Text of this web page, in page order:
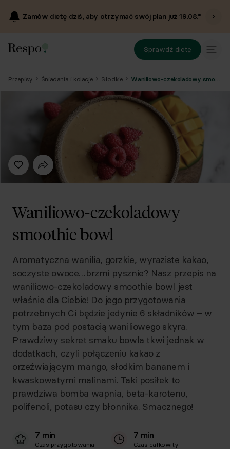
Zamów dietę dziś, aby otrzymać swój plan już19.08.*
Sprawdź dietę
Przepisy Śniadania i kolacje Słodkie
Waniliowo-czekoladowy
smoothie bowl
Aromatyczna wanilia, gorzkie, wyraziste kakao,
soczyste owoce…brzmi pysznie? Nasz przepis na
waniliowo-czekoladowy smoothie bowl jest
właśnie dla Ciebie! Do jego przygotowania
potrzebnych Ci będzie jedynie 6 składników – w
tym baza pod postacią waniliowego skyra.
Prawdziwy sekret smaku bowla tkwi jednak w
dodatkach, czyli połączeniu kakao z
orzeźwiającym mango, słodkim bananem i
kwaskowatymi malinami. Taki posiłek to
prawdziwa bomba wapnia, beta-karotenu,
polifenoli, potasu czy błonnika. Smacznego!
7 min
Czas przygotowania
7 min
Czas całkowity